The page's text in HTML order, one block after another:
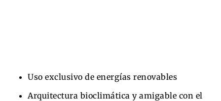
Uso exclusivo de energías renovables
Arquitectura bioclimática y amigable con el